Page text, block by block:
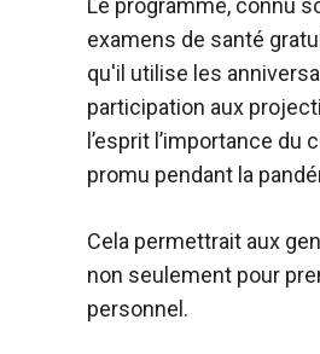
Le programme, connu
examens de santé
qu'il utilise les
participation aux
l’esprit l’importance
promu pendant la
Cela permettrait aux
non seulement pour
personnel.